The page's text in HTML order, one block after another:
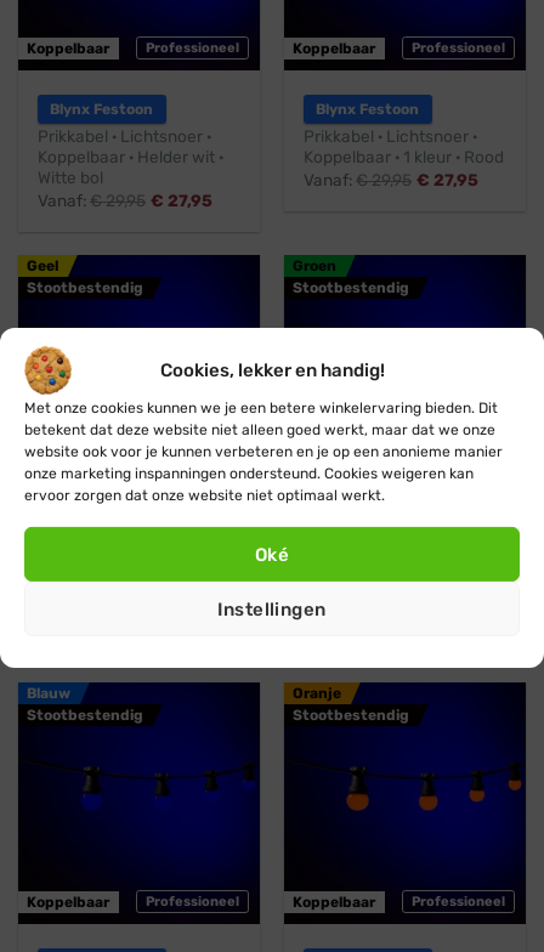
Cookies, lekker en handig!
Met onze cookies kunnen we je een betere winkelervaring bieden. Dit
betekent dat deze website niet alleen goed werkt, maar dat we onze
website ook voor je kunnen verbeteren en je op een anonieme manier
onze marketing inspanningen ondersteund. Cookies weigeren kan
ervoor zorgen dat onze website niet optimaal werkt.
Oké
Instellingen
Professioneel
Koppelbaar
Blynx Festoon
Prikkabel · Lichtsnoer ·
Koppelbaar · Helder wit ·
Witte bol
Vanaf:€29,95 € 27,95
Professioneel
Koppelbaar
Blynx Festoon
Prikkabel · Lichtsnoer ·
Koppelbaar · 1 kleur · Rood
Vanaf:€29,95 € 27,95
Geel
Stootbestendig
Professioneel
Koppelbaar
Koppelbaar ·1 kleur · Geel
Groen
Stootbestendig
Professioneel
Koppelbaar
Koppelbaar · 1 kleur ·
Groen
Blauw
Stootbestendig
Professioneel
Koppelbaar
Oranje
Stootbestendig
Professioneel
Koppelbaar